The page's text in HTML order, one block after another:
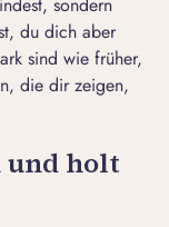
sondern
, du dich aber
sind wie früher,
die dir zeigen,
und holt